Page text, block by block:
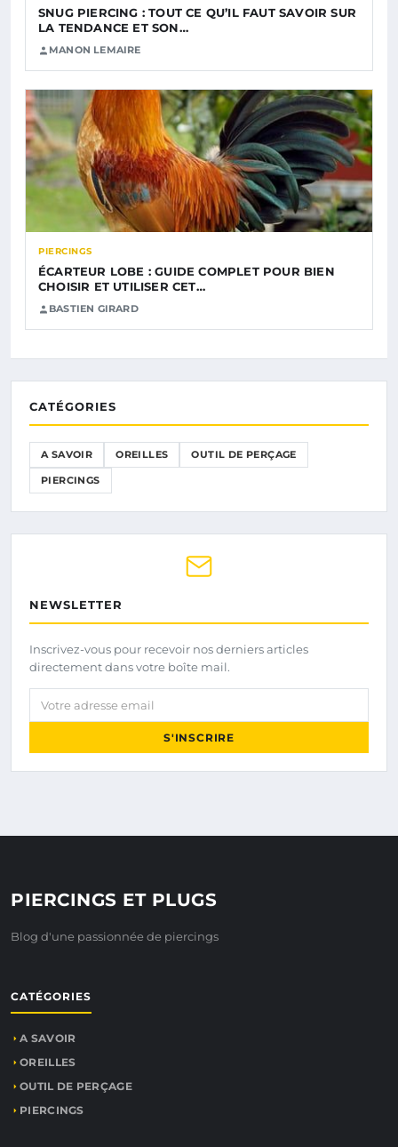
SNUG PIERCING : TOUT CE QU’IL FAUT SAVOIR SUR
LA TENDANCE ET SON…
MANON LEMAIRE
PIERCINGS
ÉCARTEUR LOBE : GUIDE COMPLET POUR BIEN
CHOISIR ET UTILISER CET…
BASTIEN GIRARD
CATÉGORIES
A SAVOIR OREILLES OUTIL DE PERÇAGE
PIERCINGS
NEWSLETTER
Inscrivez-vous pour recevoir nos derniers articles
directement dans votre boîte mail.
Votre adresse email
S'INSCRIRE
PIERCINGS ET PLUGS
Blog d'une passionnée de piercings
CATÉGORIES
A SAVOIR
OREILLES
OUTIL DE PERÇAGE
PIERCINGS